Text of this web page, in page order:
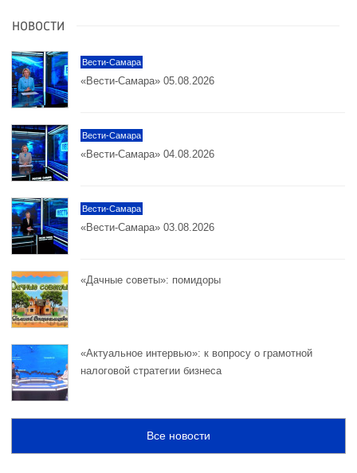
НОВОСТИ
Вести-Самара
«Вести-Самара» 05.08.2026
Вести-Самара
«Вести-Самара» 04.08.2026
Вести-Самара
«Вести-Самара» 03.08.2026
«Дачные советы»: помидоры
«Актуальное интервью»: к вопросу о грамотной
налоговой стратегии бизнеса
Все новости